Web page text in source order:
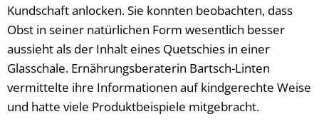
Kundschaft anlocken. Sie konnten beobachten, dass
Obst in seiner natürlichen Form wesentlich besser
aussieht als der Inhalt eines Quetschies in einer
Glasschale. Ernährungsberaterin Bartsch-Linten
vermittelte ihre Informationen auf kindgerechte Weise
und hatte viele Produktbeispiele mitgebracht.